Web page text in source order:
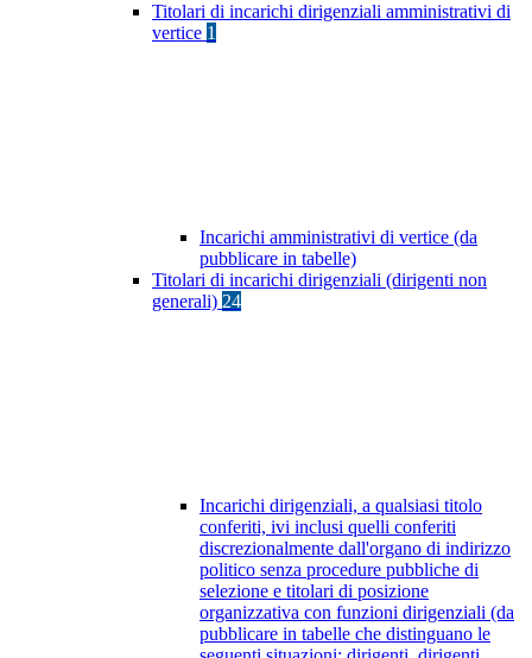
Titolari di incarichi dirigenziali amministrativi di
vertice 1
Incarichi amministrativi di vertice (da
pubblicare in tabelle)
Titolari di incarichi dirigenziali (dirigenti non
generali) 24
Incarichi dirigenziali, a qualsiasi titolo
conferiti, ivi inclusi quelli conferiti
discrezionalmente dall'organo di indirizzo
politico senza procedure pubbliche di
selezione e titolari di posizione
organizzativa con funzioni dirigenziali (da
pubblicare in tabelle che distinguano le